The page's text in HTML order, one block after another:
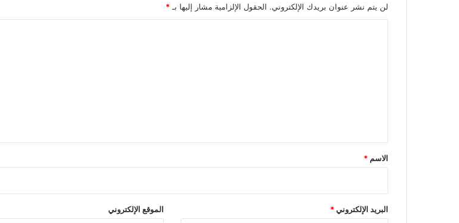
لن يتم نشر عنوان بريدك الإلكتروني. الحقول الإلزامية مشار إليها بـ *
*
الاسم *
البريد الإلكتروني* الموقع الإلكتروني